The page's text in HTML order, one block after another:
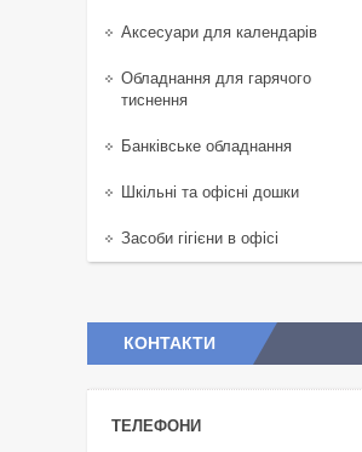
Аксесуари для календарів
Обладнання для гарячого
тиснення
Банківське обладнання
Шкільні та офісні дошки
Засоби гігієни в офісі
КОНТАКТИ